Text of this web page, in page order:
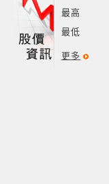
最高
最低
更多